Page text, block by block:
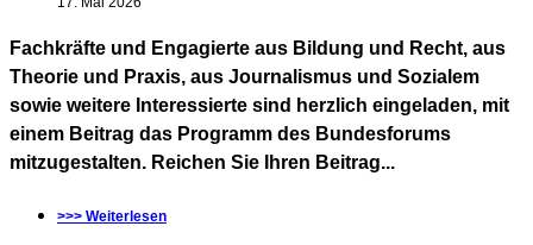
Fachkräfte und Engagierte aus Bildung und Recht, aus
Theorie und Praxis, aus Journalismus und Sozialem
sowie weitere Interessierte sind herzlich eingeladen, mit
einem Beitrag das Programm des Bundesforums
mitzugestalten. Reichen Sie Ihren Beitrag...
>>> Weiterlesen